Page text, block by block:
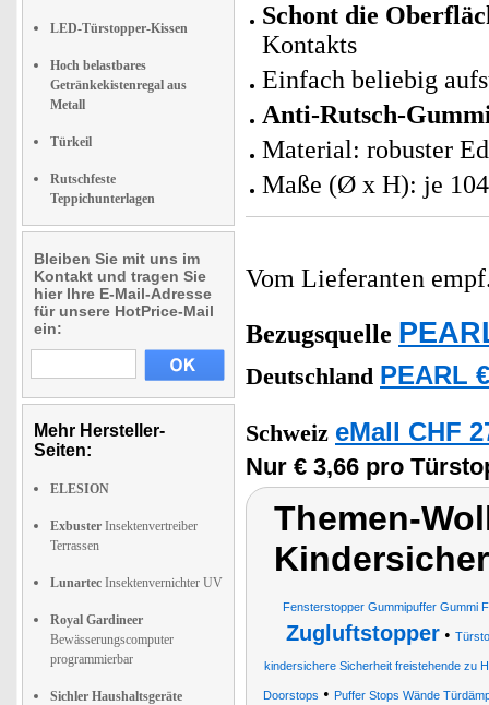
LED-Türstopper-Kissen
Hoch belastbares
Getränkekistenregal aus
Metall
Türkeil
Rutschfeste
Teppichunterlagen
Bleiben Sie mit uns im
Kontakt und tragen Sie
hier Ihre E-Mail-Adresse
für unsere HotPrice-Mail
ein:
Mehr Hersteller-
Seiten:
ELESION
Exbuster Insektenvertreiber
Terrassen
Lunartec Insektenvernichter UV
Royal Gardineer
Bewässerungscomputer
programmierbar
Sichler Haushaltsgeräte
Schont die
Kontakts
Einfach beliebig
Anti-Rutsch-
Material: robuster
Maße (Ø x H): je
Vom Lieferanten
Bezugsquelle
Deutschland PEARL
Schweiz eMall CHF
Nur € 3,66 pro
Themen-
Fensterstopper Gummipuffer Gummi
Zugluftstopper •
kindersichere Sicherheit freistehende zu
Doorstops • Puffer Stops Wände